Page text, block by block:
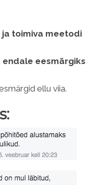
toimiva meetodi
eesmärgiks
ellu viia.